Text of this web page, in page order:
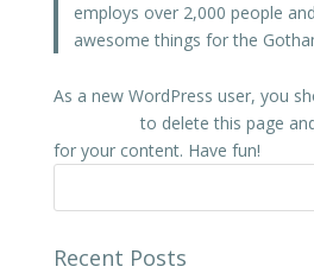
employs over 2,000 people
awesome things for the
As a new WordPress user, you
to delete this page
for your content. Have fun!
Recent Posts